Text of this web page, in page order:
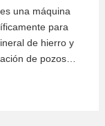
una máquina
para
de hierro y
de pozos
minería y
puede recurrir